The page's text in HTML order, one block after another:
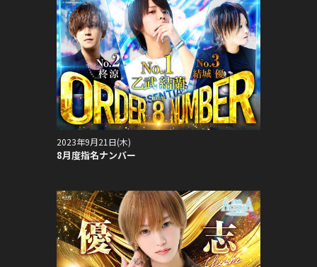
2023年9月21日(木)
8月度指名ナンバー